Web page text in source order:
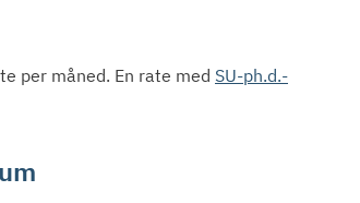
per måned. En rate med SU-ph.d.-